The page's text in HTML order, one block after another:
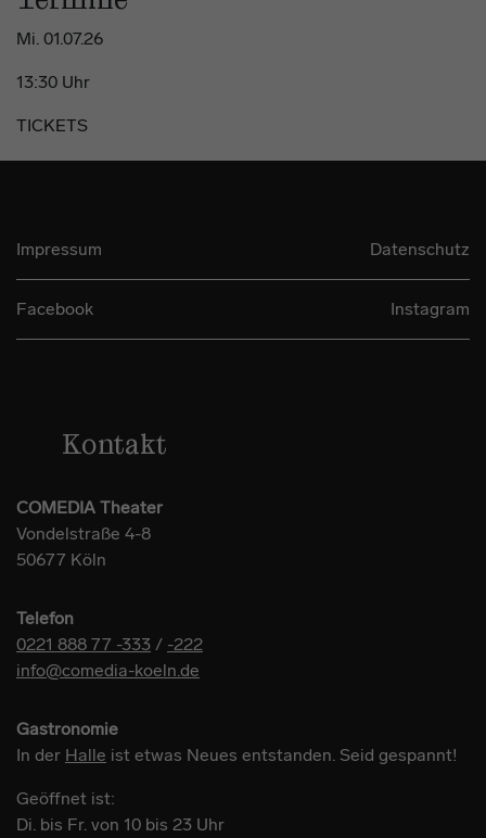
Mi. 01.07.26
13:30 Uhr
TICKETS
Impressum Datenschutz
Facebook Instagram
Kontakt
COMEDIA Theater
Vondelstraße 4-8
50677 Köln
Telefon
0221 888 77 -333 / -222
info@comedia-koeln.de
Gastronomie
In der Halle ist etwas Neues entstanden. Seid gespannt!
Geöffnet ist:
Di. bis Fr. von 10 bis 23 Uhr